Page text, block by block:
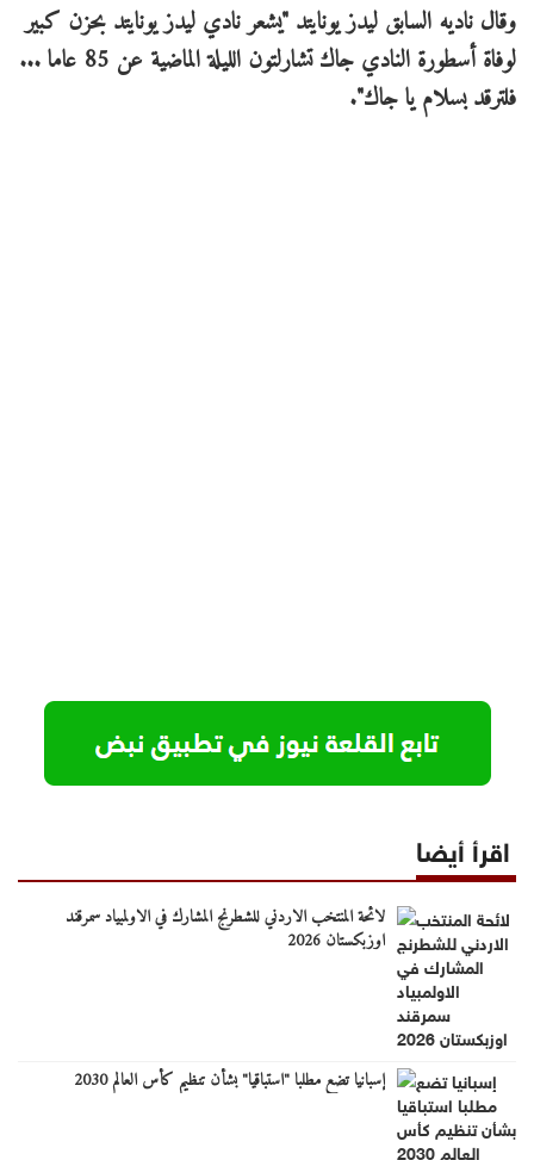
وقال ناديه السابق ليدز يونايتد "يشعر نادي ليدز يونايتد بحزن كبير
لوفاة أسطورة النادي جاك تشارلتون الليلة الماضية عن 85 عاما ...
فلترقد بسلام يا جاك".
اقرأ أيضا
لائحة المنتخب الاردني للشطرنج المشارك في الاولمبياد سمرقند
اوزبكستان 2026
إسبانيا تضع مطلبا "استباقيا" بشأن تنظيم كأس العالم 2030